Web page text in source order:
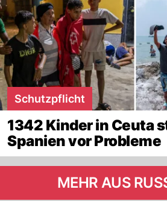
Schutzpflicht
1342 Kinder in Ceuta
Spanien vor Probleme
MEHR AUS